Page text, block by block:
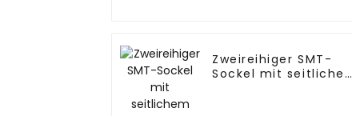
Zweireihiger SMT-
Sockel mit seitlichem